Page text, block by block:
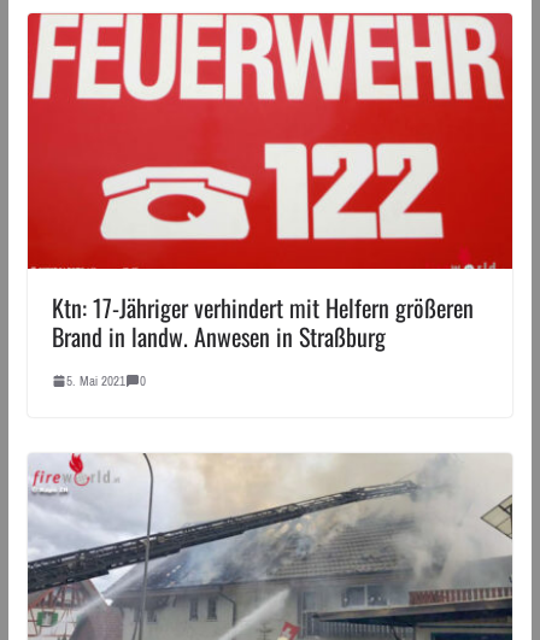
Ktn: 17-Jähriger verhindert mit Helfern größeren
Brand in landw. Anwesen in Straßburg
5. Mai 2021 0